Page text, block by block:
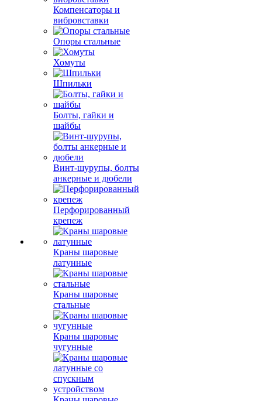
Компенсаторы и
вибровставки
Опоры стальные
Хомуты
Шпильки
Болты, гайки и
шайбы
Винт-шурупы, болты
анкерные и дюбели
Перфорированный
крепеж
Краны шаровые
латунные
Краны шаровые
стальные
Краны шаровые
чугунные